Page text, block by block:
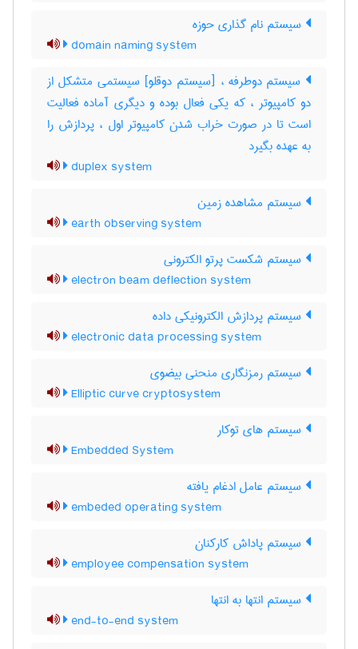
سیستم نام گذاری حوزه
domain naming system
سیستم دوطرفه ، [سیستم دوقلو] سیستمی متشکل از
دو کامپیوتر ، که یکی فعال بوده و دیگری آماده فعالیت
است تا در صورت خراب شدن کامپیوتر اول ، پردازش را
به عهده بگیرد
duplex system
سیستم مشاهده زمین
earth observing system
سیستم شکست پرتو الکترونی
electron beam deflection system
سیستم پردازش الکترونیکی داده
electronic data processing system
سیستم رمزنگاری منحنی بیضوی
Elliptic curve cryptosystem
سیستم های توکار
Embedded System
سیستم عامل ادغام یافته
embeded operating system
سیستم پاداش کارکنان
employee compensation system
سیستم انتها به انتها
end-to-end system